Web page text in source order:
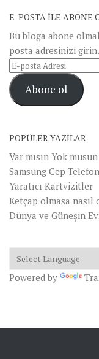
E-POSTA ILE ABONE
Bu bloga abone
posta adresinizi girin.
E-
posta
AdresiAbone ol
POPÜLER YAZILAR
Var mısın Yok
Samsung Cep
Yaratıcı Kartvizitler
Ketçap olmasa nasıl
Dünya ve Güneşin
Powered by